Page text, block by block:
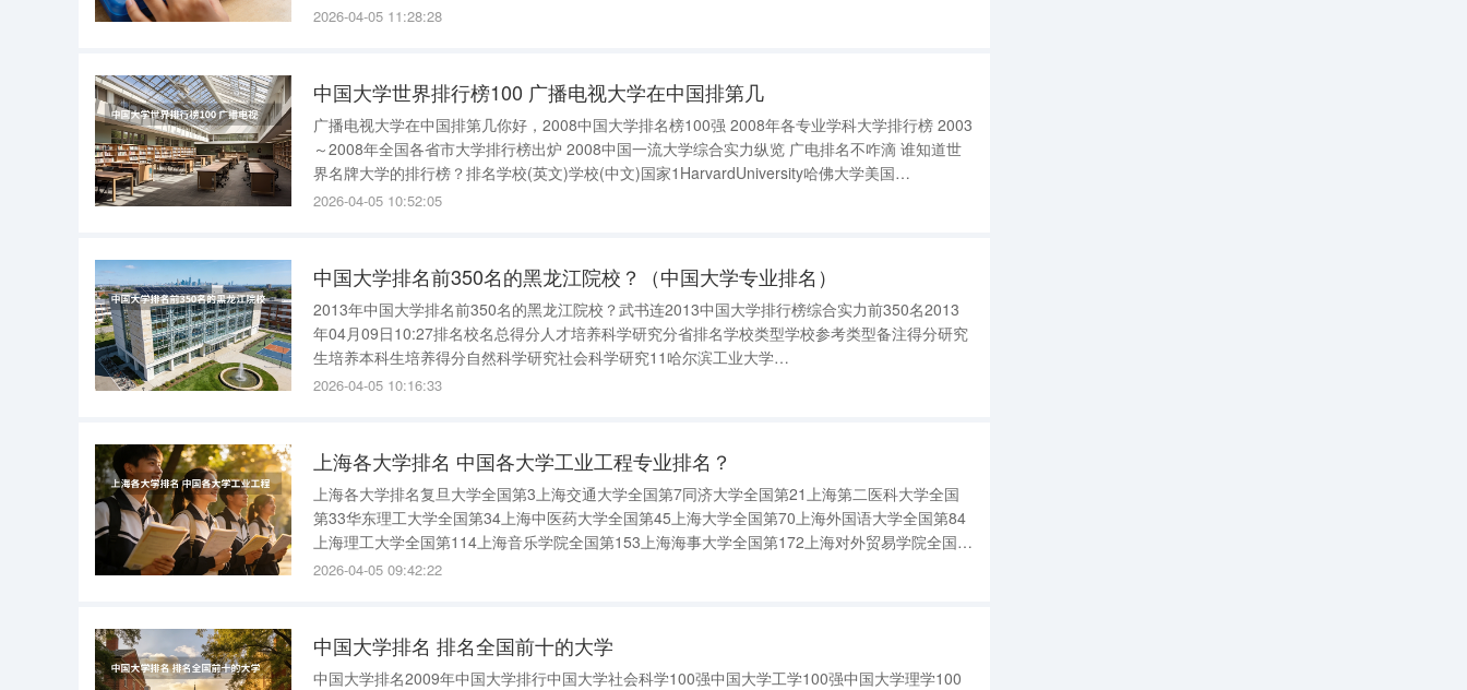
学医学50强参考资料：www.csebbs.cn 世界著名大学排行帮前100位: 1Ha
2026-04-05 11:28:28
中国大学世界排行榜100 广播电视大学在中国排第几
广播电视大学在中国排第几你好，2008中国大学排名榜100强 2008年各专业学科大学排行榜 2003
～2008年全国各省市大学排行榜出炉 2008中国一流大学综合实力纵览 广电排名不咋滴 谁知道世
界名牌大学的排行榜？排名学校(英文)学校(中文)国家1HarvardUniversity哈佛大学美国
2CaliforniaUniversityBerkeley加州大学伯克
2026-04-05 10:52:05
中国大学排名前350名的黑龙江院校？（中国大学专业排名）
2013年中国大学排名前350名的黑龙江院校？武书连2013中国大学排行榜综合实力前350名2013
年04月09日10:27排名校名总得分人才培养科学研究分省排名学校类型学校参考类型备注得分研究
生培养本科生培养得分自然科学研究社会科学研究11哈尔滨工业大学
104.1346.7632.0714.6957.3754.672.69黑1理工工学类研究2型国家重点建设大学68哈尔滨工程
2026-04-05 10:16:33
上海各大学排名 中国各大学工业工程专业排名？
上海各大学排名复旦大学全国第3上海交通大学全国第7同济大学全国第21上海第二医科大学全国
第33华东理工大学全国第34上海中医药大学全国第45上海大学全国第70上海外国语大学全国第84
上海理工大学全国第114上海音乐学院全国第153上海海事大学全国第172上海对外贸易学院全国第
195上海体育学院全国第195上海戏剧学院全国第195暂列出全国前200名内上海高校如有遗漏敬请
2026-04-05 09:42:22
中国大学排名 排名全国前十的大学
中国大学排名2009年中国大学排行中国大学社会科学100强中国大学工学100强中国大学理学100